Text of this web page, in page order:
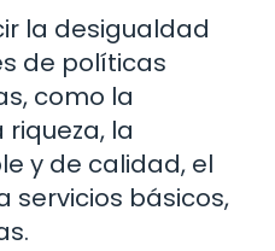
la desigualdad
de políticas
como la
la
y de calidad, el
servicios básicos,